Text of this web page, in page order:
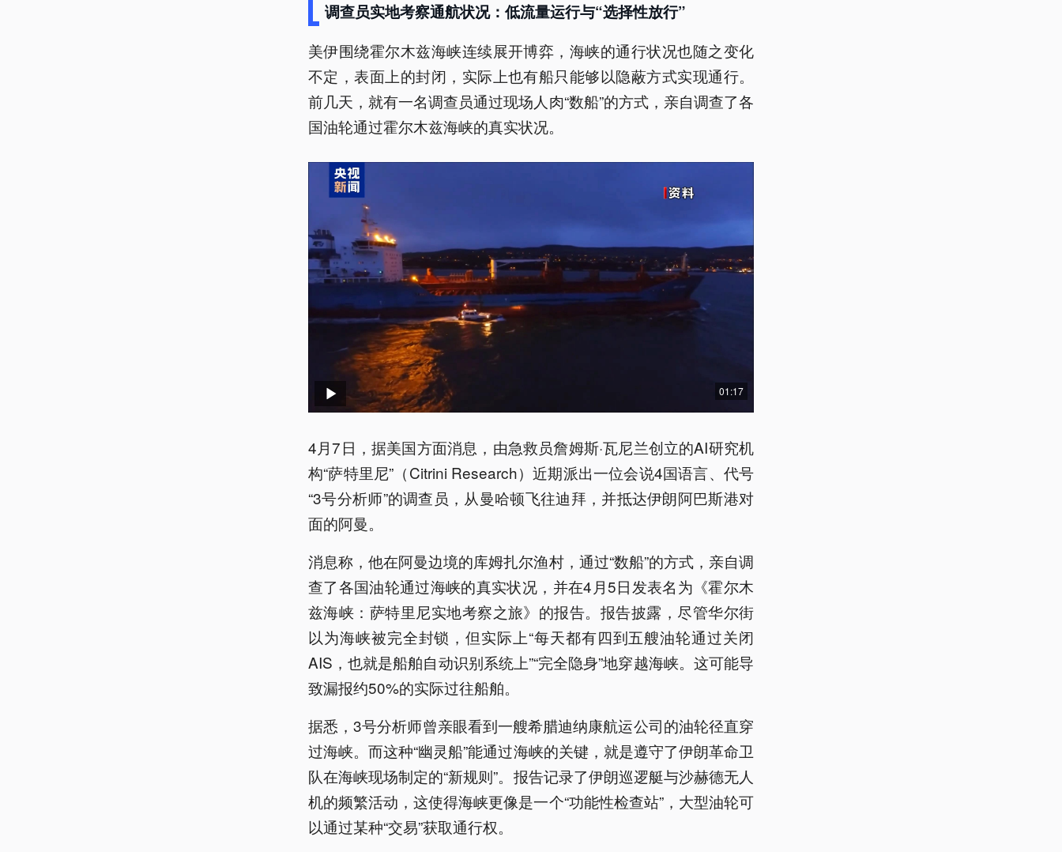
调查员实地考察通航状况：低流量运行与“选择性放行”
美伊围绕霍尔木兹海峡连续展开博弈，海峡的通行状况也随之变化
不定，表面上的封闭，实际上也有船只能够以隐蔽方式实现通行。
前几天，就有一名调查员通过现场人肉“数船”的方式，亲自调查了各
国油轮通过霍尔木兹海峡的真实状况。
01:17
4月7日，据美国方面消息，由急救员詹姆斯·瓦尼兰创立的AI研究机
构“萨特里尼”（Citrini Research）近期派出一位会说4国语言、代号
“3号分析师”的调查员，从曼哈顿飞往迪拜，并抵达伊朗阿巴斯港对
面的阿曼。
消息称，他在阿曼边境的库姆扎尔渔村，通过“数船”的方式，亲自调
查了各国油轮通过海峡的真实状况，并在4月5日发表名为《霍尔木
兹海峡：萨特里尼实地考察之旅》的报告。报告披露，尽管华尔街
以为海峡被完全封锁，但实际上“每天都有四到五艘油轮通过关闭
AIS，也就是船舶自动识别系统上”“完全隐身”地穿越海峡。这可能导
致漏报约50%的实际过往船舶。
据悉，3号分析师曾亲眼看到一艘希腊迪纳康航运公司的油轮径直穿
过海峡。而这种“幽灵船”能通过海峡的关键，就是遵守了伊朗革命卫
队在海峡现场制定的“新规则”。报告记录了伊朗巡逻艇与沙赫德无人
机的频繁活动，这使得海峡更像是一个“功能性检查站”，大型油轮可
以通过某种“交易”获取通行权。